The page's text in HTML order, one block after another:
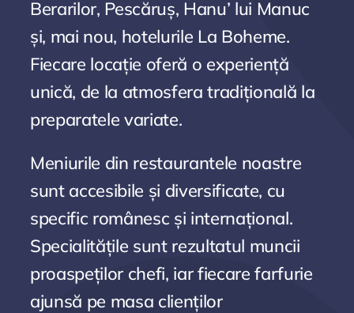
Berarilor, Pescăruș, Hanu’ lui Manuc
și, mai nou, hotelurile La Boheme.
Fiecare locație oferă o experiență
unică, de la atmosfera tradițională la
preparatele variate.
Meniurile din restaurantele noastre
sunt accesibile și diversificate, cu
specific românesc și internațional.
Specialitățile sunt rezultatul muncii
proaspeților chefi, iar fiecare farfurie
ajunsă pe masa clienților